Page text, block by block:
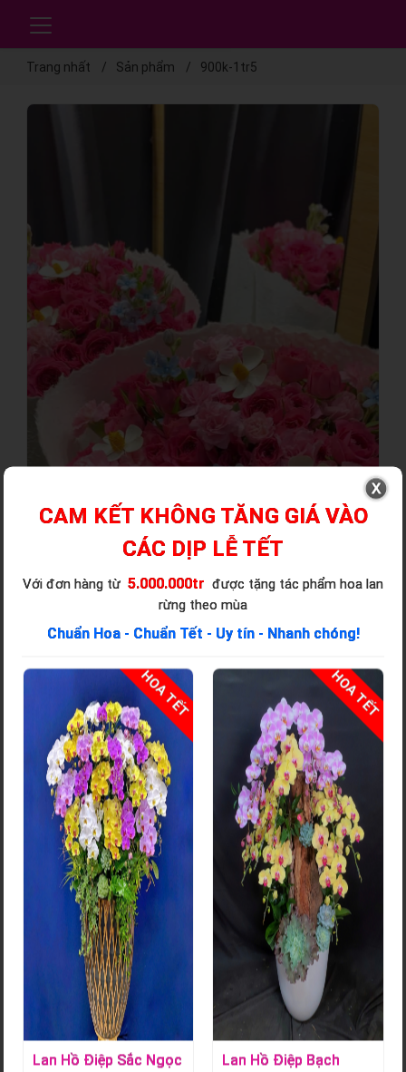
Trang nhất Sản phẩm 900k-1tr5
Bó Hoa Tươi - HT123
Mã sản phẩm: S000874
Liên hệ ngay Hoa Lan Tác Phẩm để đặt những bó hoa xinh
gửi đến những người mình yêu thương.
Chi tiết sản phẩm
CAM KẾT KHÔNG TĂNG GIÁ VÀO
CÁC DỊP LỄ TẾT
Với đơn hàng từ 5.000.000tr được tặng tác phẩm hoa lan
rừng theo mùa
Chuẩn Hoa - Chuẩn Tết - Uy tín - Nhanh chóng!
Lan Hồ Điệp Bạch
HOA TẾT
Lan Hồ Điệp Bạch
HOA TẾT